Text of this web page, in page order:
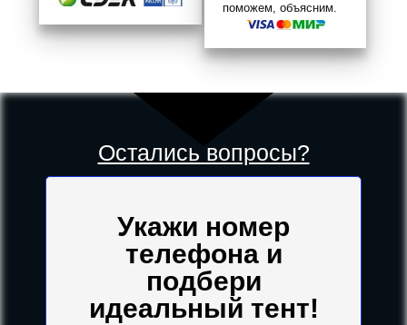
поможем, объясним.
Остались вопросы?
Укажи номер
телефона и
подбери
идеальный тент!